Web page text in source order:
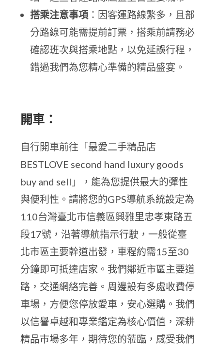
搭乘注意事項 ：因客運路線繁多，且部
分路線可能需提前訂票，搭乘前請務必
確認班次與搭乘地點，以免延誤行程，
錯過我們為您精心準備的精品盛宴。
開車：
自行開車前往「最愛二手精品店
BESTLOVE second hand luxury goods
buy and sell」，能為您提供最大的彈性
與便利性。請將您的GPS導航系統設定為
110台灣臺北市信義區興雅里忠孝東路五
段17號，沿著導航指示行駛，一般從臺
北市區主要幹道出發，車程約需15至30
分鐘即可抵達店家。我們鄰近市區主要道
路，交通網絡完善。周邊設有多處收費停
車場，方便您停放愛車，安心選購。我們
以信譽卓越和專業鑑定為核心價值，深耕
精品市場多年，期待您的蒞臨，感受我們